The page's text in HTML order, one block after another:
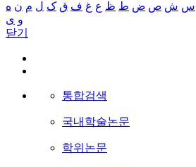
س ش ص ض ط ظ ع غ ف ق ک ل م ن ه
و ی
닫기
통합검색
국내학술논문
학위논문